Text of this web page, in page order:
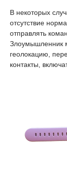
В некоторых
отсутствие
отправлять
Злоумышленник
геолокацию,
контакты,